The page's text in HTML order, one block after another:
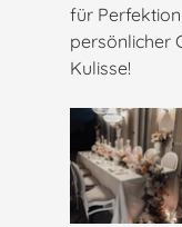
für
persönlicher
Kulisse!